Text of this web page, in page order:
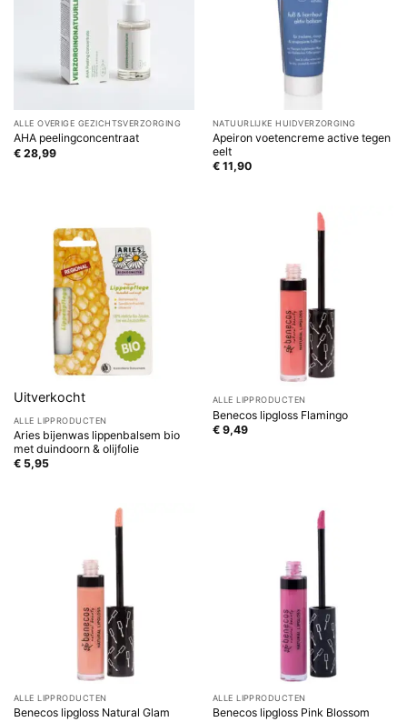
ALLE OVERIGE GEZICHTSVERZORGING
AHA peelingconcentraat
€28,99
NATUURLIJKE HUIDVERZORGING
Apeiron voetencreme active tegen
eelt
€11,90
Uitverkocht
ALLE LIPPRODUCTEN
Aries bijenwas lippenbalsem bio
met duindoorn & olijfolie
€5,95
ALLE LIPPRODUCTEN
Benecos lipgloss Flamingo
€9,49
ALLE LIPPRODUCTEN
Benecos lipgloss Natural Glam
ALLE LIPPRODUCTEN
Benecos lipgloss Pink Blossom